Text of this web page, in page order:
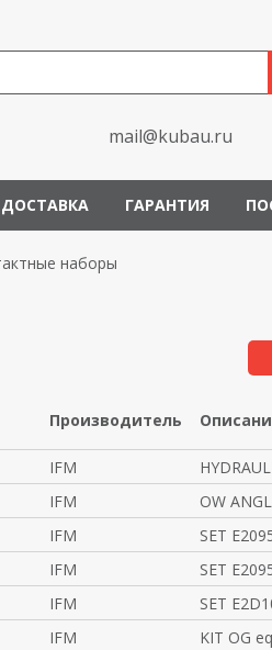
mail@kubau.ru
ДОСТАВКА ГАРАНТИЯ
наборы
Производитель
IFM
IFM OW
IFM SET
IFM SET
IFM SET
IFM KIT OG